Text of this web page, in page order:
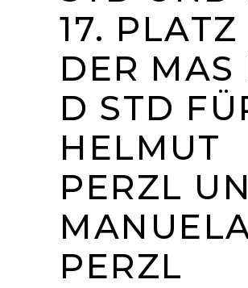
17. PLATZ
DER MAS
D STD
HELMUT
PERZL
PERZL